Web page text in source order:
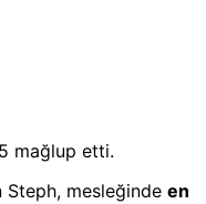
mağlup etti.
Steph, mesleğinde en